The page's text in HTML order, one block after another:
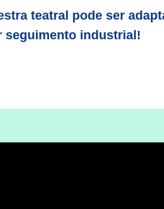
teatral pode ser
seguimento industrial!